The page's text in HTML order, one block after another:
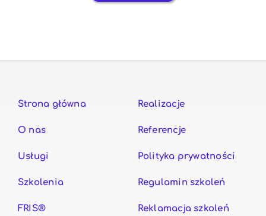
Strona główna
O nas
Usługi
Szkolenia
FRIS®
Realizacje
Referencje
Polityka prywatności
Regulamin szkoleń
Reklamacja szkoleń